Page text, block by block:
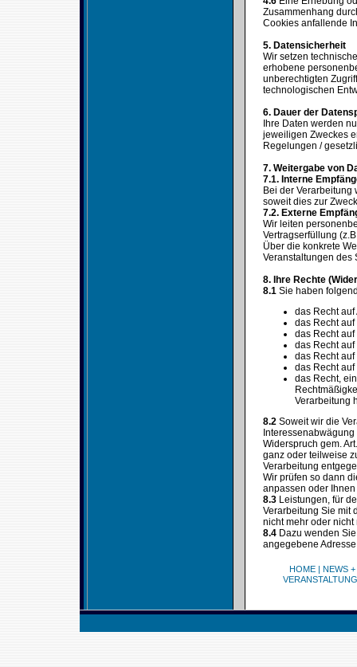
Zusammenhang
Cookies anfallende
5. Datensicherheit
Wir setzen
erhobene
unberechtigten
technologischen
6. Dauer der
Ihre Daten werden
jeweiligen Zweckes
Regelungen /
7. Weitergabe von
7.1. Interne
Bei der
soweit dies zur
7.2. Externe
Wir leiten
Vertragserfüllung
Über die konkrete
Veranstaltungen des
8. Ihre Rechte
8.1 Sie haben
das Recht auf
das Recht
das Recht
das Recht
das Recht
das Recht
das Recht,
Verarbeitung
8.2 Soweit wir die
Widerspruch gem.
ganz oder teilweise
Verarbeitung
Wir prüfen so dann
anpassen oder
8.3 Leistungen, für
Verarbeitung Sie mit
nicht mehr oder
8.4 Dazu wenden
angegebene
HOME| NEWS